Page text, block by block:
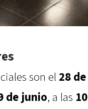
son el 28 de
de junio, a las 10